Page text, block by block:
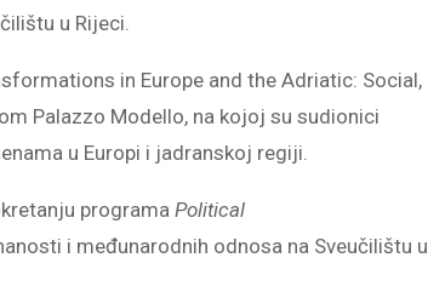
u Rijeci.
in Europe and the Adriatic: Social,
Palazzo Modello, na kojoj su sudionici
u Europi i jadranskoj regiji.
programaPolitical
i međunarodnih odnosa na Sveučilištu u